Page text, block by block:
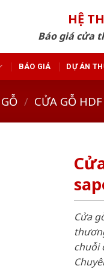
HỆ
Báo giá cửa
BÁO GIÁ DỰ ÁN
/ CỬA GỖ HDF
Cửa
chuỗi